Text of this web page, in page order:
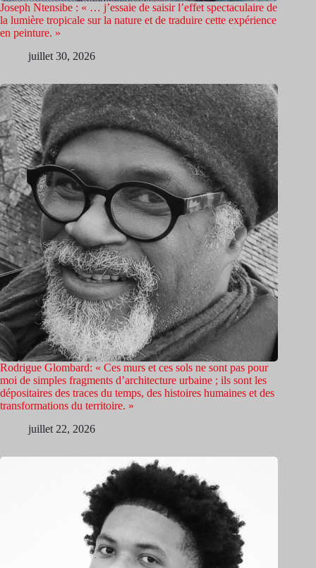
Joseph Ntensibe : « … j’essaie de saisir l’effet spectaculaire de
la lumière tropicale sur la nature et de traduire cette expérience
en peinture. »
juillet 30, 2026
Rodrigue Glombard: « Ces murs et ces sols ne sont pas pour
moi de simples fragments d’architecture urbaine ; ils sont les
dépositaires des traces du temps, des histoires humaines et des
transformations du territoire. »
juillet 22, 2026